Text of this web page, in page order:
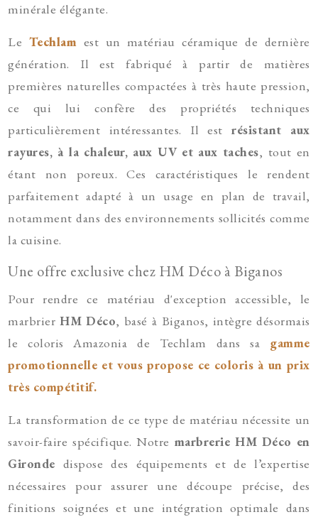
minérale élégante.
Le Techlam est un matériau céramique de dernière
génération. Il est fabriqué à partir de matières
premières naturelles compactées à très haute pression,
ce qui lui confère des propriétés techniques
particulièrement intéressantes. Il estrésistant aux
rayures, à la chaleur, aux UV et aux taches, tout en
étant non poreux. Ces caractéristiques le rendent
parfaitement adapté à un usage en plan de travail,
notamment dans des environnements sollicités comme
la cuisine.
Une offre exclusive chez HM Déco à Biganos
Pour rendre ce matériau d'exception accessible, le
marbrierHM Déco, basé à Biganos, intègre désormais
le coloris Amazonia de Techlam dans sa gamme
promotionnelle et vous propose ce coloris à un prix
très compétitif.
La transformation de ce type de matériau nécessite un
savoir-faire spécifique. Notre marbrerie HM Déco en
Gironde dispose des équipements et de l’expertise
nécessaires pour assurer une découpe précise, des
finitions soignées et une intégration optimale dans